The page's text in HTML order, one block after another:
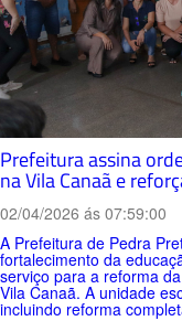
Prefeitura assina
na Vila Canaã e
02/04/2026 ás 07:59:00
A Prefeitura de Pedra
fortalecimento da
serviço para a reforma
Vila Canaã. A unidade
incluindo reforma